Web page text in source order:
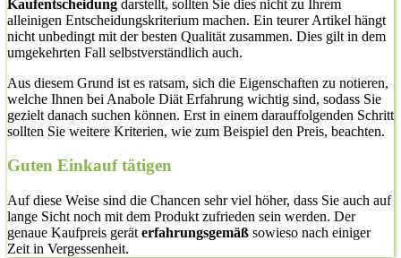
Kaufentscheidung darstellt, sollten Sie dies nicht zu Ihrem
alleinigen Entscheidungskriterium machen. Ein teurer Artikel hängt
nicht unbedingt mit der besten Qualität zusammen. Dies gilt in dem
umgekehrten Fall selbstverständlich auch.
Aus diesem Grund ist es ratsam, sich die Eigenschaften zu notieren,
welche Ihnen bei Anabole Diät Erfahrung wichtig sind, sodass Sie
gezielt danach suchen können. Erst in einem darauffolgenden Schritt
sollten Sie weitere Kriterien, wie zum Beispiel den Preis, beachten.
Guten Einkauf tätigen
Auf diese Weise sind die Chancen sehr viel höher, dass Sie auch auf
lange Sicht noch mit dem Produkt zufrieden sein werden. Der
genaue Kaufpreis gerät erfahrungsgemäß sowieso nach einiger
Zeit in Vergessenheit.